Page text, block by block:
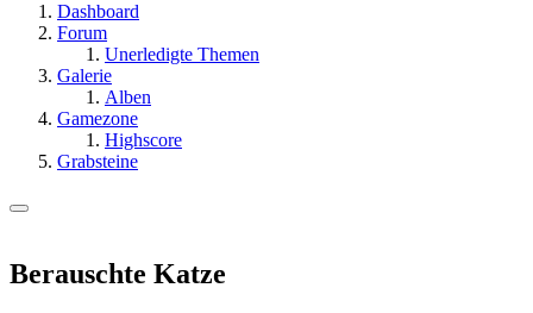
Dashboard
Forum
Unerledigte Themen
Galerie
Alben
Gamezone
Highscore
Grabsteine
Berauschte Katze